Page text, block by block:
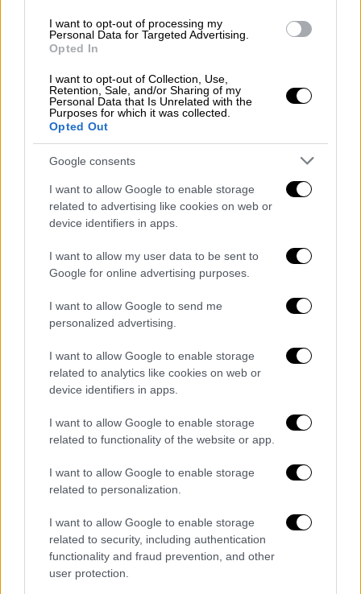
I want to opt-out of processing my
Personal Data for Targeted Advertising.
Opted In
I want to opt-out of Collection, Use,
Retention, Sale, and/or Sharing of my
Personal Data that Is Unrelated with the
Purposes for which it was collected.
Opted Out
Google consents
I want to allow Google to enable storage
related to advertising like cookies on web or
device identifiers in apps.
I want to allow my user data to be sent to
Google for online advertising purposes.
I want to allow Google to send me
personalized advertising.
I want to allow Google to enable storage
related to analytics like cookies on web or
device identifiers in apps.
I want to allow Google to enable storage
related to functionality of the website or app.
I want to allow Google to enable storage
related to personalization.
I want to allow Google to enable storage
related to security, including authentication
functionality and fraud prevention, and other
user protection.
400 πρακτόρων courier και αγροτικών
διανομέων, καθώς και εκατοντάδων
συνεργαζόμενων σημείων.
Σημειώνουν ότι οι περισσότεροι διανομείς
διαθέτουν πλέον φορητά POS και συσκευές
PDA, ώστε να πραγματοποιούν συναλλαγές
κατ’ οίκον, ενώ καλούν τους πολίτες να
κλείνουν τηλεφωνικό ραντεβού με τον
...ταχυδρόμο τους.
Ειδικά για τους ηλικιωμένους και τους
κατοίκους των απομακρυσμένων περιοχών,
εξυπηρετούνται με φυσική παρουσία
ταχυδρόμου. «Με ένα τηλεφώνημα στο 212
0000 700, οι πολίτες μπορούν να
ενημερώνονται για τα στοιχεία του
ταχυδρόμου της περιοχής τους και να
προγραμματίζουν ραντεβού για εξυπηρέτηση
στο σπίτι τους.Παράλληλα, τοπικές
μέσω των κινητών κέντρων περισυλλογής
αλληλογραφίας, τα οποία διέρχονται σε
τακτά χρονικά διαστήματα, εξασφαλίζοντας
τη γρήγορη και αξιόπιστη εξυπηρέτηση
χωρίς καθυστερήσεις».